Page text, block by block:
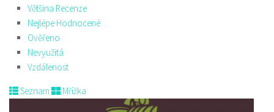
Většina Recenze
Nejlépe Hodnocené
Ověřeno
Nevyužitá
Vzdálenost
Seznam Mřížka